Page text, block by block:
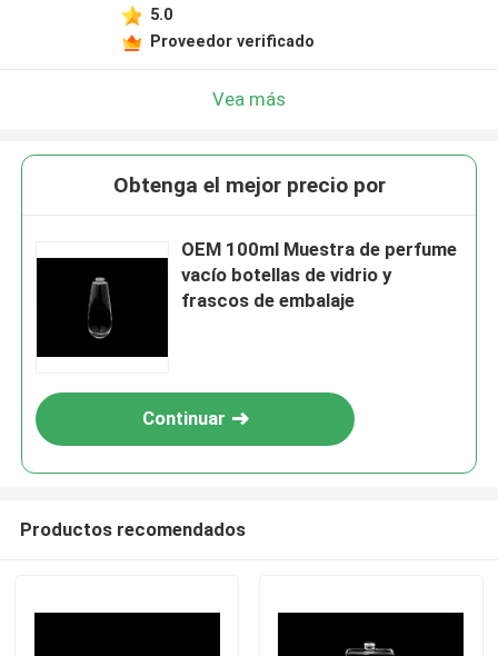
5.0
Proveedor verificado
Vea más
Obtenga el mejor precio por
OEM 100ml Muestra de perfume
vacío botellas de vidrio y
frascos de embalaje
Continuar
Productos recomendados